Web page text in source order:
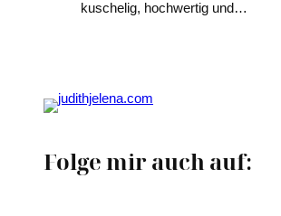
kuschelig, hochwertig und…
Folge mir auch auf: